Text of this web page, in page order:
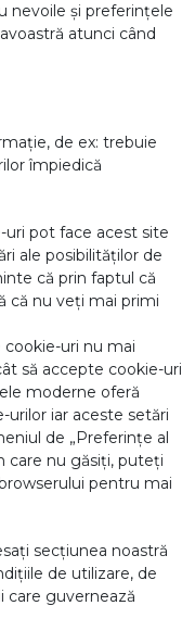
nevoile și preferințele
atunci când
de ex: trebuie
împiedică
uri pot face acest site
ale posibilităților de
că prin faptul că
că nu veți mai primi
uri nu mai
să accepte cookie-uri
moderne oferă
urilor iar aceste setări
de „Preferințe al
care nu găsiți, puteți
pentru mai
secțiunea noastră
de utilizare, de
care guvernează